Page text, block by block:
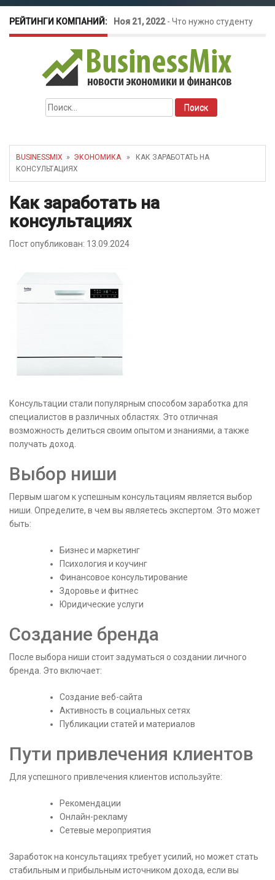
РЕЙТИНГИ КОМПАНИЙ: Ноя 21, 2022- Что нужно студенту
для открытия бизнеса?
Окт 26, 2022-Телефония для
amoCRM: лучшие инструменты для
бизнеса
как защитить свой бизнес?
Найти:
BUSINESSMIX » ЭКОНОМИКА» КАК ЗАРАБОТАТЬ НА
КОНСУЛЬТАЦИЯХ
Как заработать на
консультациях
Пост опубликован: 13.09.2024
Консультации стали популярным способом заработка для
специалистов в различных областях. Это отличная
возможность делиться своим опытом и знаниями, а также
получать доход.
Выбор ниши
Первым шагом к успешным консультациям является выбор
ниши. Определите, в чем вы являетесь экспертом. Это может
быть:
Бизнес и маркетинг
Психология и коучинг
Финансовое консультирование
Здоровье и фитнес
Юридические услуги
Создание бренда
После выбора ниши стоит задуматься о создании личного
бренда. Это включает:
Создание веб-сайта
Активность в социальных сетях
Публикации статей и материалов
Пути привлечения клиентов
Для успешного привлечения клиентов используйте:
Рекомендации
Онлайн-рекламу
Сетевые мероприятия
Заработок на консультациях требует усилий, но может стать
стабильным и прибыльным источником дохода, если вы